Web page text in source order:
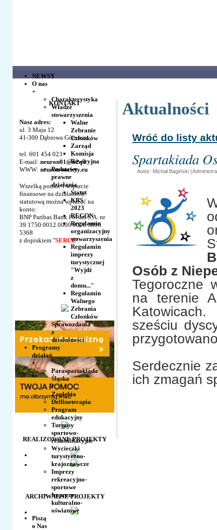
NEWSY
O nas
+
Charakterystyka
Władze
stowarzyszenia
Walne
Zebranie
Członków
Zarząd
Komisja
Rewizyjna
Podstawy
prawne
działania
Statut
KRS
2023
REGON
Regulamin
organizacyjny
stowarzyszenia
Regulamin
imprezy
turystycznej
"Wyjdź
z
domu..."
Regulamin
Walnego
Zebrania
Członków
Sprawozdania
z
działalności
Programy
działań
+
Paraspartakiada
Śląska
i
Zagłębia
Delfinoterapia
Program
edukacyjny
Turnusy
sportowo-
rehabilitacyjne
Wycieczki
turystyczno-
krajoznawcze
Imprezy
rekreacyjno-
sportowe
Imprezy
kulturalno-
oświatowe
Piszą
o Nas
KONTAKT
Nasz adres:
ul. 3 Maja 12
41-300 Dąbrowa Górnicza
tel. 601 454 023
E-mail: neuron01@o2.pl
WWW: neuron-society.eu
Wszelką pomoc i wsparcie
finansowe na działalność
statutową można wpłacać na
konto:
BNP Paribas Bank Polska S.A. nr
39 1750 0012 0000 0000 3896
5368
z dopiskiem "SERCE"
REALIZOWANE PROJEKTY
ARCHIWALNE PROJEKTY
Aktualności
Wróć do listy
Spartakiada
Autor: Michał Bagiński
Osób z
Tegoroczne
na terenie
sześciu
Serdecznie
ich zmagań